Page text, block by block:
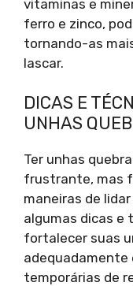
vitaminas e
ferro e zinco,
tornando-as
lascar.
DICAS E
UNHAS
Ter unhas
frustrante, mas
maneiras de
algumas dicas e
fortalecer suas
adequadamente
temporárias de